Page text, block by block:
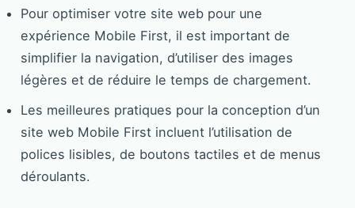
Pour optimiser votre site web pour une
expérience Mobile First, il est important de
simplifier la navigation, d’utiliser des images
légères et de réduire le temps de chargement.
Les meilleures pratiques pour la conception d’un
site web Mobile First incluent l’utilisation de
polices lisibles, de boutons tactiles et de menus
déroulants.